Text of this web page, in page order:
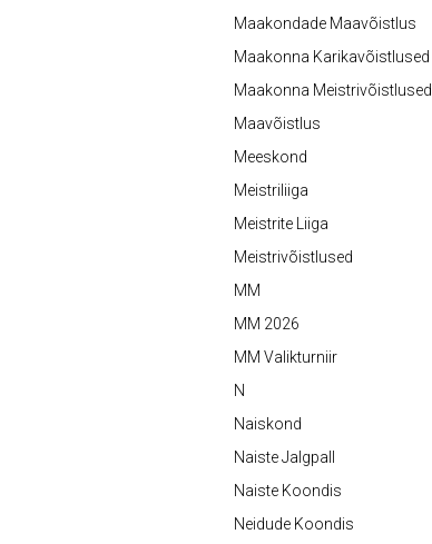
Maakondade Maavõistlus
Maakonna Karikavõistlused
Maakonna Meistrivõistlused
Maavõistlus
Meeskond
Meistriliiga
Meistrite Liiga
Meistrivõistlused
MM
MM 2026
MM Valikturniir
N
Naiskond
Naiste Jalgpall
Naiste Koondis
Neidude Koondis